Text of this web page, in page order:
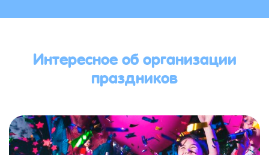
Интересное об организации
праздников